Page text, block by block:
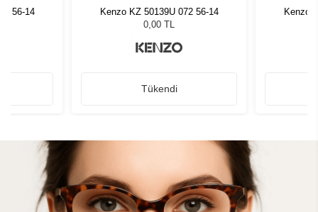
56-14
Kenzo KZ 50139U 072 56-14
0,00 TL
Tükendi
Kenzo